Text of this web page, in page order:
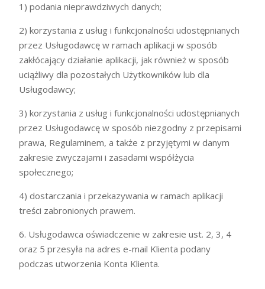
1) podania nieprawdziwych danych;
2) korzystania z usług i funkcjonalności udostępnianych
przez Usługodawcę w ramach aplikacji w sposób
zakłócający działanie aplikacji, jak również w sposób
uciążliwy dla pozostałych Użytkowników lub dla
Usługodawcy;
3) korzystania z usług i funkcjonalności udostępnianych
przez Usługodawcę w sposób niezgodny z przepisami
prawa, Regulaminem, a także z przyjętymi w danym
zakresie zwyczajami i zasadami współżycia
społecznego;
4) dostarczania i przekazywania w ramach aplikacji
treści zabronionych prawem.
6. Usługodawca oświadczenie w zakresie ust. 2, 3, 4
oraz 5 przesyła na adres e-mail Klienta podany
podczas utworzenia Konta Klienta.